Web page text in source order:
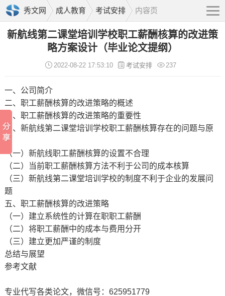
秀文网 成人教育 考试安排 内容页
新航线第二课堂培训学校职工薪酬核算的改进策
略方案设计（毕业论文提纲）
2022-08-22 17:53:10 考试安排 237
一、公司简介
二、职工薪酬核算的改进策略的概述
三、职工薪酬核算的改进策略的重要性
四、新航线第二课堂培训学校职工薪酬核算存在的问题与原
因
（一）新航线职工薪酬核算的设置不合理
（二）当前职工薪酬核算方法不利于公司的成本核算
（三）新航线第二课堂培训学校的制度不利于企业的发展问
题
五、职工薪酬核算的改进策略
（一）建立系统性的计算在职职工薪酬
（二）将职工薪酬中的成本与费用分开
（三）建立更加严谨的制度
总结与展望
参考文献
专业代写各类论文，微信号：625951779